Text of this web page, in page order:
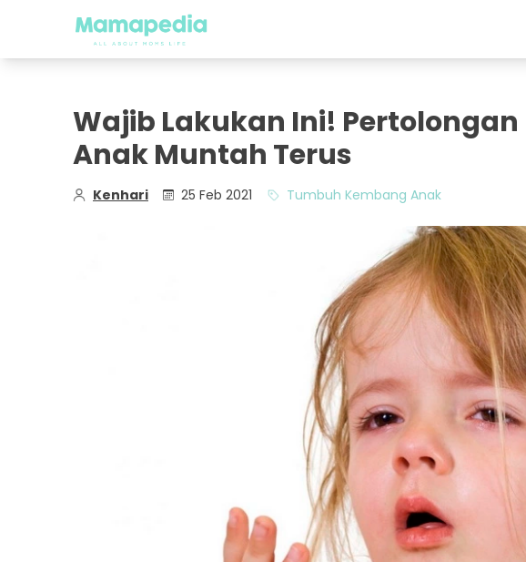
Wajib Lakukan Ini!
Anak Muntah Terus
Kenhari 25 Feb 2021 Tumbuh Kembang Anak